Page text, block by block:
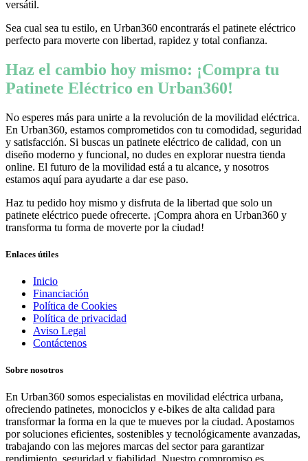
versátil.
Sea cual sea tu estilo, en Urban360 encontrarás el patinete eléctrico
perfecto para moverte con libertad, rapidez y total confianza.
Haz el cambio hoy mismo: ¡Compra tu
Patinete Eléctrico en Urban360!
No esperes más para unirte a la revolución de la movilidad eléctrica.
En Urban360, estamos comprometidos con tu comodidad, seguridad
y satisfacción. Si buscas un patinete eléctrico de calidad, con un
diseño moderno y funcional, no dudes en explorar nuestra tienda
online. El futuro de la movilidad está a tu alcance, y nosotros
estamos aquí para ayudarte a dar ese paso.
Haz tu pedido hoy mismo y disfruta de la libertad que solo un
patinete eléctrico puede ofrecerte. ¡Compra ahora en Urban360 y
transforma tu forma de moverte por la ciudad!
Enlaces útiles
Inicio
Financiación
Política de Cookies
Política de privacidad
Aviso Legal
Contáctenos
Sobre nosotros
En Urban360 somos especialistas en movilidad eléctrica urbana,
ofreciendo patinetes, monociclos y e-bikes de alta calidad para
transformar la forma en la que te mueves por la ciudad. Apostamos
por soluciones eficientes, sostenibles y tecnológicamente avanzadas,
trabajando con las mejores marcas del sector para garantizar